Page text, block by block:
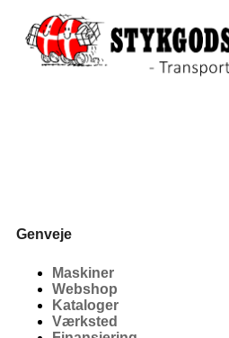
Genveje
Maskiner
Webshop
Kataloger
Værksted